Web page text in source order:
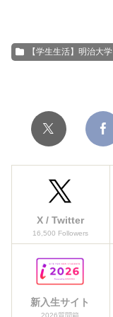
【学生生活】明治大学
X / Twitter
16,500 Followers
新入生サイト
2026質問箱